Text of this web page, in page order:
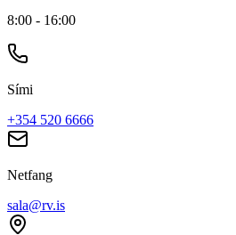
8:00 - 16:00
Sími
+354 520 6666
Netfang
sala@rv.is